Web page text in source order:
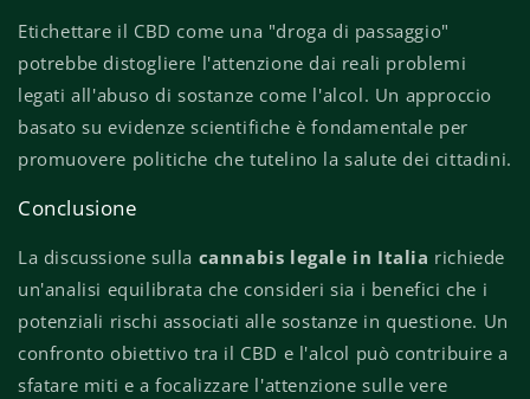
Etichettare il CBD come una "droga di passaggio"
potrebbe distogliere l'attenzione dai reali problemi
legati all'abuso di sostanze come l'alcol. Un approccio
basato su evidenze scientifiche è fondamentale per
promuovere politiche che tutelino la salute dei cittadini.
Conclusione
La discussione sulla cannabis legale in Italia richiede
un'analisi equilibrata che consideri sia i benefici che i
potenziali rischi associati alle sostanze in questione. Un
confronto obiettivo tra il CBD e l'alcol può contribuire a
sfatare miti e a focalizzare l'attenzione sulle vere